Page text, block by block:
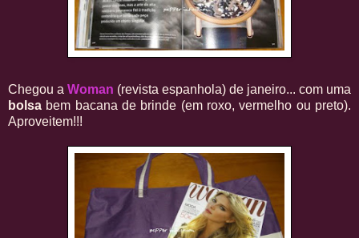
Chegou a Woman (revista espanhola) de janeiro... com uma
bolsa bem bacana de brinde (em roxo, vermelho ou preto).
Aproveitem!!!